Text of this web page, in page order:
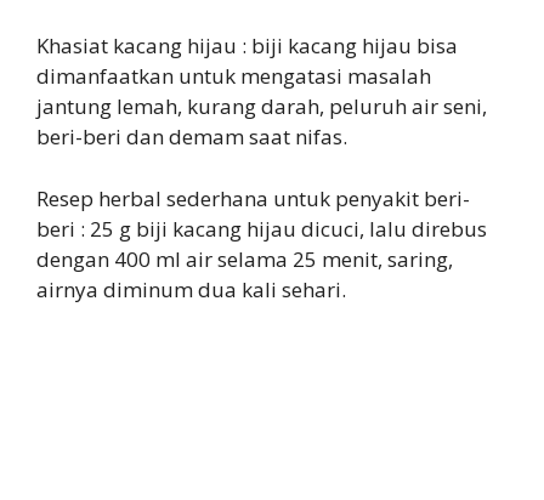
Khasiat kacang hijau : biji kacang hijau bisa
dimanfaatkan untuk mengatasi masalah
jantung lemah, kurang darah, peluruh air seni,
beri-beri dan demam saat nifas.
Resep herbal sederhana untuk penyakit beri-
beri : 25 g biji kacang hijau dicuci, lalu direbus
dengan 400 ml air selama 25 menit, saring,
airnya diminum dua kali sehari.